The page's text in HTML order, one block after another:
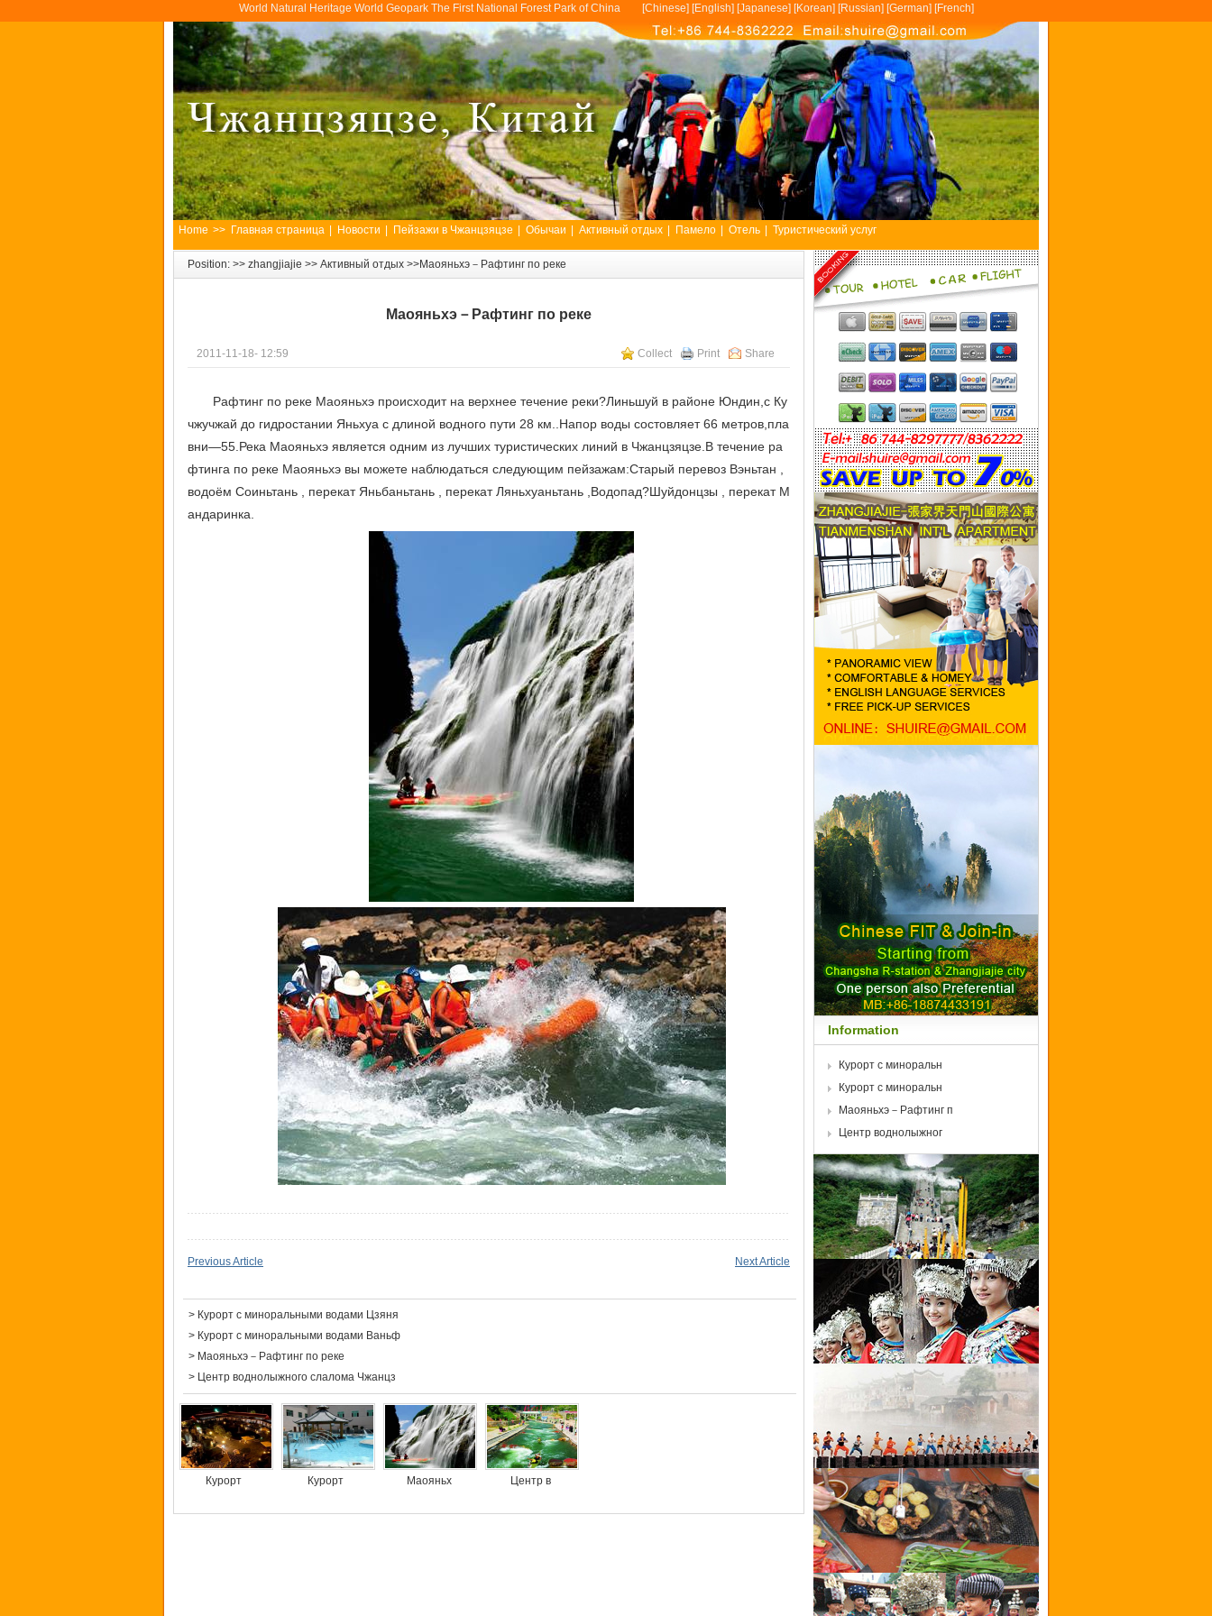
World Natural Heritage World Geopark The First National Forest Park of China [Chinese] [English] [Japanese] [Korean] [Russian] [German] [French]
Home >> Главная страница Новости Пейзажи в Чжанцзяцзе Обычаи Активный отдых Памело Отель Туристический услуг
Position: >> zhangjiajie >> Активный отдых >>Маояньхэ－Рафтинг по реке
Маояньхэ－Рафтинг по реке
Collect Print Share
2011-11-18- 12:59
Рафтинг по реке Маояньхэ происходит на верхнее течение реки?Линьшуй в районе Юндин,с Ку
чжучжай до гидростании Яньхуа с длиной водного пути 28 км..Напор воды состовляет 66 метров,пла
вни—55.Река Маояньхэ является одним из лучших туристических линий в Чжанцзяцзе.В течение ра
фтинга по реке Маояньхэ вы можете наблюдаться следующим пейзажам:Старый перевоз Вэньтан ,
водоём Соиньтань , перекат Яньбаньтань , перекат Ляньхуаньтань ,Водопад?Шуйдонцзы , перекат М
андаринка.
Previous Article Next Article
> Курорт с миноральными водами Цзяня
> Курорт с миноральными водами Ваньф
> Маояньхэ－Рафтинг по реке
> Центр воднолыжного слалома Чжанцз
I
M
A
S
Курорт Курорт Маояньх Центр в
Information
Курорт с миноральн
Курорт с миноральн
Маояньхэ－Рафтинг п
Центр воднолыжног